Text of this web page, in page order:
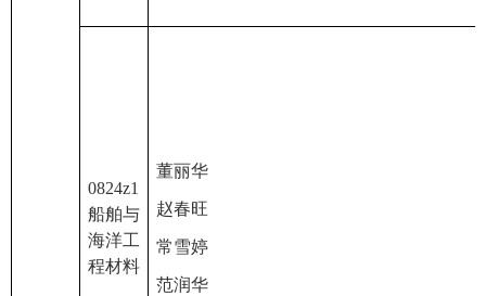
0824z1
船舶与
海洋工
程材料
董丽华
赵春旺
常雪婷
范润华